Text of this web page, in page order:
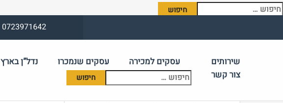
חיפוש:
0723971642
שירותים עסקים למכירה עסקים שנמכרו נדל”ן בארץ
צור קשר